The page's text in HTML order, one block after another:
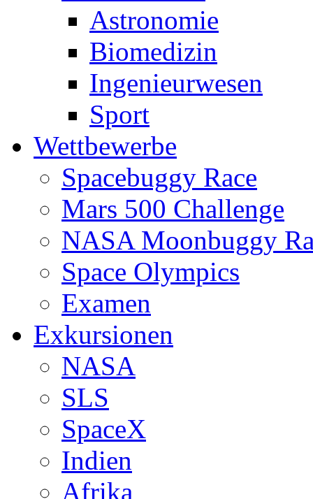
Astronomie
Biomedizin
Ingenieurwesen
Sport
Wettbewerbe
Spacebuggy Race
Mars 500 Challenge
NASA Moonbuggy
Space Olympics
Examen
Exkursionen
NASA
SLS
SpaceX
Indien
Afrika